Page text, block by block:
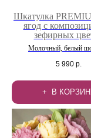
Шкатулка
ягод с
зефирных
Молочный, белый
5 990 р.
В